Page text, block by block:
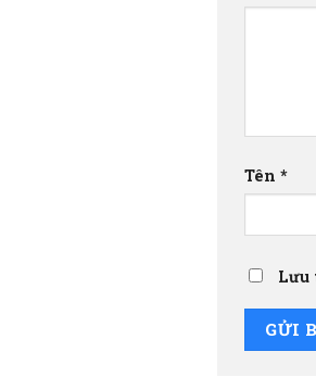
Tên *
Lưu